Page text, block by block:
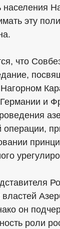
населения
эту
что
и
операции,
властей
он
роли